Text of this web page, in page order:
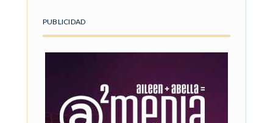
PUBLICIDAD